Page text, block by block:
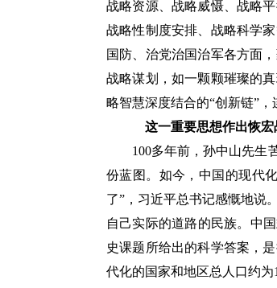
战略资源、战略威慑、战略
战略性制度安排、战略科学
国防、治党治国治军各方面
战略谋划，如一颗颗璀璨的
略智慧深度结合的“创新链”
这一重要思想作出恢宏
100多年前，孙中山先生
份蓝图。如今，中国的现代
了”，习近平总书记感慨地说
自己实际的道路的民族。中
史课题所给出的科学答案，
代化的国家和地区总人口约